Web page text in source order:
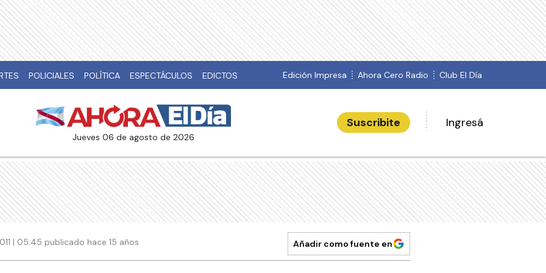
POLICIALES POLÍTICA ESPECTÁCULOS EDICTOS Edición Impresa Ahora Cero Radio Club El Día
jueves 06 de agosto de 2026
Suscribite Ingresá
| 05:45 publicado hace 15 años Añadir como fuente en